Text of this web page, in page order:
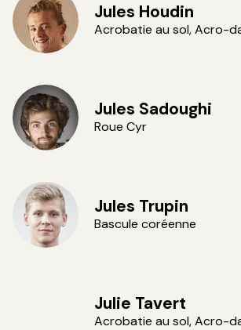
Jules Houdin
Acrobatie au sol, Acro-
Jules Sadoughi
Roue Cyr
Jules Trupin
Bascule coréenne
Julie Tavert
Acrobatie au sol, Acro-